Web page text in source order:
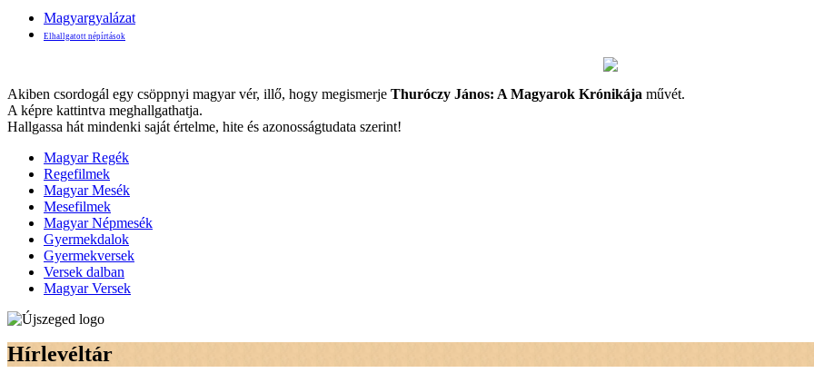
Magyargyalázat
Elhallgatott népírtások
Akiben csordogál egy csöppnyi magyar vér, illő, hogy megismerje Thuróczy János: A Magyarok Krónikája művét.
A képre kattintva meghallgathatja.
Hallgassa hát mindenki saját értelme, hite és azonosságtudata szerint!
Magyar Regék
Regefilmek
Magyar Mesék
Mesefilmek
Magyar Népmesék
Gyermekdalok
Gyermekversek
Versek dalban
Magyar Versek
Hírlevéltár